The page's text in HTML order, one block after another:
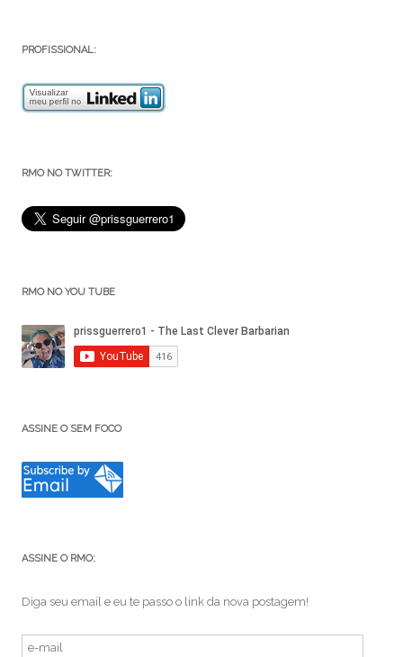
PROFISSIONAL:
RMO NO TWITTER:
RMO NO YOU TUBE
ASSINE O SEM FOCO
ASSINE O RMO:
Diga seu email e eu te passo o link da nova postagem!
e-